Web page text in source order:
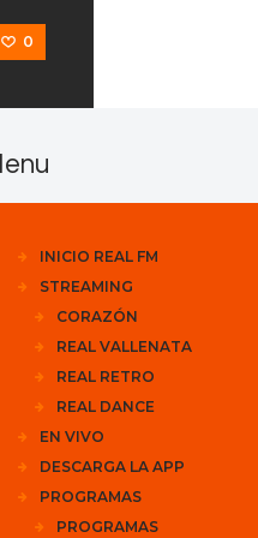
0
INICIO REAL FM
STREAMING
CORAZÓN
REAL VALLENATA
REAL RETRO
REAL DANCE
EN VIVO
DESCARGA LA APP
PROGRAMAS
PROGRAMAS